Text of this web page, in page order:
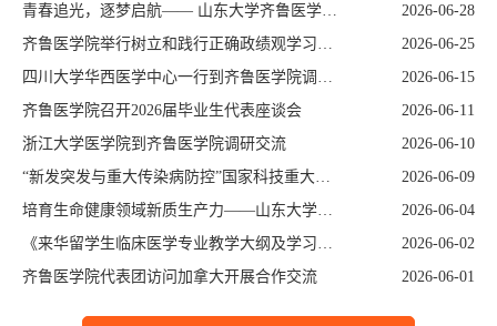
青春追光，逐梦启航—— 山东大学齐鲁医学院2026年“生如夏花”毕业晚会举行
2026-06-28
齐鲁医学院举行树立和践行正确政绩观学习教育工作交流推进会暨警示教育会
2026-06-25
四川大学华西医学中心一行到齐鲁医学院调研交流
2026-06-15
齐鲁医学院召开2026届毕业生代表座谈会
2026-06-11
浙江大学医学院到齐鲁医学院调研交流
2026-06-10
“新发突发与重大传染病防控”国家科技重大专项项目启动
2026-06-09
培育生命健康领域新质生产力——山东大学齐鲁医学院第四届医学高端学术论坛圆满举行
2026-06-04
《来华留学生临床医学专业教学大纲及学习精要》启动会暨编审委员会第一次会议在济南召开
2026-06-02
齐鲁医学院代表团访问加拿大开展合作交流
2026-06-01